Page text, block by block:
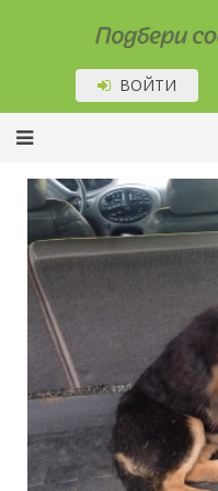
Подбери собаку!
ВОЙТИ